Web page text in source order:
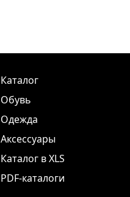
Каталог
Обувь
Одежда
Аксессуары
Каталог в XLS
PDF-каталоги